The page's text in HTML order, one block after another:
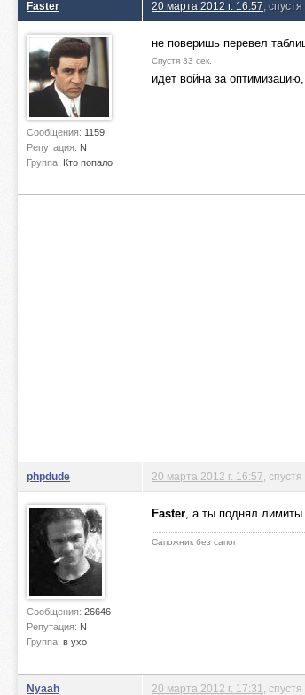
Faster
Сообщения: 1159
Репутация: N
Группа: Кто попало
20 марта 2012 г. 16:57 ,
не поверишь перевел
Спустя 33 сек.
идет война за
phpdude
Сообщения: 26646
Репутация: N
Группа: в ухо
20 марта 2012 г. 16:57 ,
Faster, а ты поднял лимиты
Сапожник без сапог
Nyaah 20 марта 2012 г. 17:31 ,